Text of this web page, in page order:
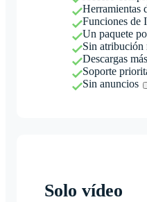
Herramientas
Funciones de
Un paquete
Sin atribución
Descargas
Soporte
Sin anuncios
Solo vídeo